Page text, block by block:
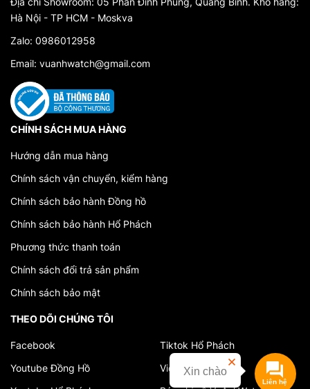
Hà Nội - TP HCM - Moskva
Zalo: 0986012958
Email: vuanhwatch@gmail.com
CHÍNH SÁCH MUA HÀNG
Hướng dẫn mua hàng
Chính sách vận chuyển, kiểm hàng
Chính sách bảo hành Đồng hồ
Chính sách bảo hành Hổ Phách
Phương thức thanh toán
Chính sách đổi trả sản phẩm
Chính sách bảo mật
THEO DÕI CHÚNG TÔI
Facebook
Youtube Đồng Hồ
Tiktok Hổ Phách
Video cửa hàng
Xin chào